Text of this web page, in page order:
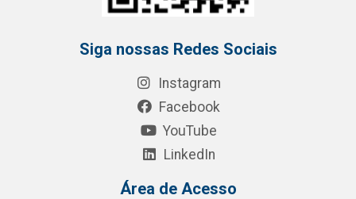
Siga nossas Redes Sociais
Instagram
Facebook
YouTube
LinkedIn
Área de Acesso